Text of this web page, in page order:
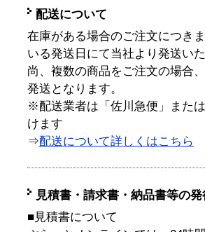
配送について
在庫がある場合のご注文につき
いる発送日にて当社より発送い
尚、複数の商品をご注文の場合
発送となります。
※配送業者は「佐川急便」また
けます
⇒配送について詳しくはこちら
見積書・請求書・納品書等の
■見積書について